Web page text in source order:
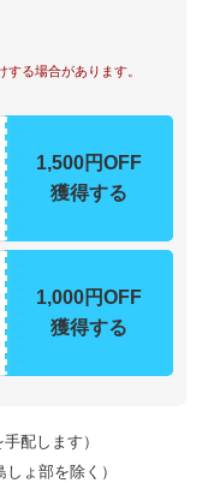
る場合があります。
1,500円OFF
獲得する
1,000円OFF
獲得する
配します）
ょ部を除く）